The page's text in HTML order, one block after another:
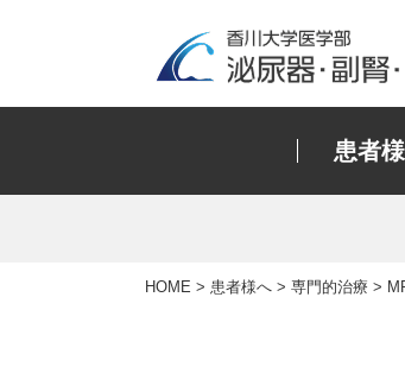
患者
HOME > 患者様へ > 専門的治療 >